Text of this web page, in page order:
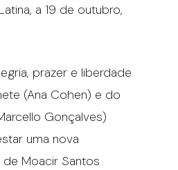
a 19 de outubro,
prazer e liberdade
(Ana Cohen) e do
Gonçalves)
uma nova
Moacir Santos